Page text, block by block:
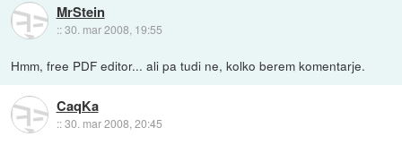
MrStein
::30. mar 2008, 19:55
Hmm, free PDF editor... ali pa tudi ne, kolko berem komentarje.
CaqKa
::30. mar 2008, 20:45